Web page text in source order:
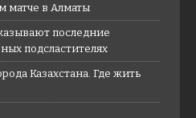
матче в Алматы
последние
подсластителях
Казахстана. Где жить